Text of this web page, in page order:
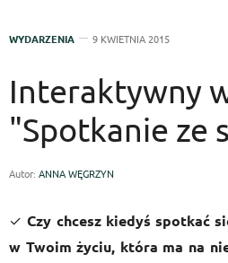
WYDARZENIA 9 KWIETNIA 2015
Interaktywny
"Spotkanie ze
Autor: ANNA WĘGRZYN
✓ Czy chcesz kiedyś spotkać
w Twoim życiu, która ma na